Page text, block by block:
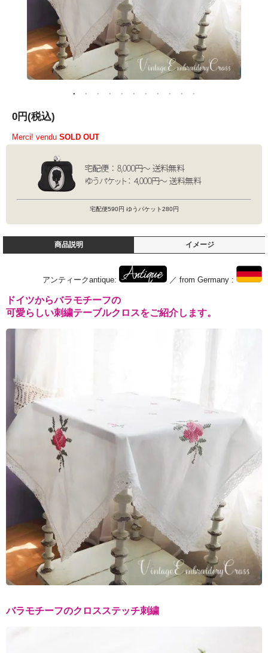
0円(税込)
Merci! vendu SOLD OUT
宅配便590円 ゆうパケット280円
商品説明 イメージ
アンティークantique: ／ from Germany :
ドイツからバラモチーフの
可愛らしい刺繍テーブルクロスをご紹介します。
バラモチーフのクロスステッチ刺繍